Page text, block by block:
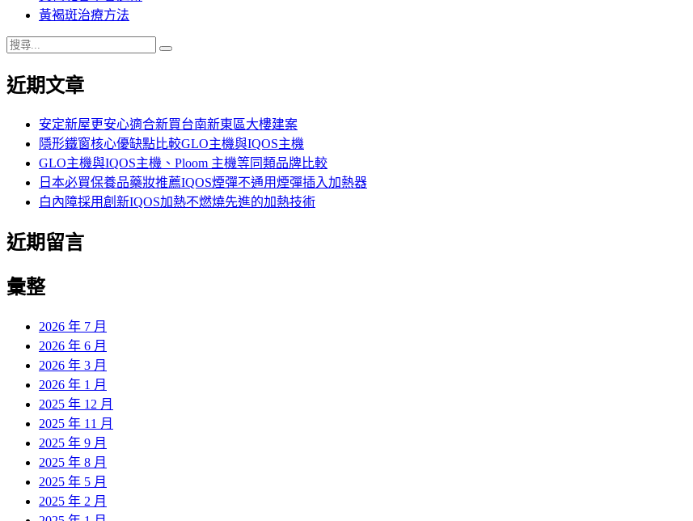
黃褐斑治療方法
搜
關
近期文章
安定新屋更安心適合新買台南新東區大樓建案
隱形鐵窗核心優缺點比較GLO主機與IQOS主機
GLO主機與IQOS主機、Ploom 主機等同類品牌比較
日本必買保養品藥妝推薦IQOS煙彈不通用煙彈插入加熱器
白內障採用創新IQOS加熱不燃燒先進的加熱技術
近期留言
彙整
2026 年 7 月
2026 年 6 月
2026 年 3 月
2026 年 1 月
2025 年 12 月
2025 年 11 月
2025 年 9 月
2025 年 8 月
2025 年 5 月
2025 年 2 月